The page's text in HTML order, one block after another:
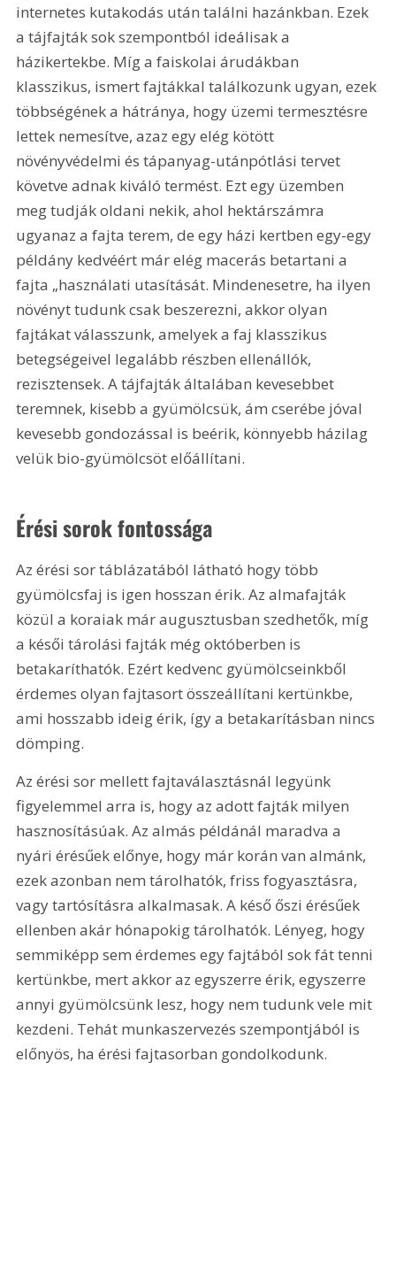
internetes kutakodás után találni hazánkban. Ezek
a tájfajták sok szempontból ideálisak a
házikertekbe. Míg a faiskolai árudákban
klasszikus, ismert fajtákkal találkozunk ugyan, ezek
többségének a hátránya, hogy üzemi termesztésre
lettek nemesítve, azaz egy elég kötött
növényvédelmi és tápanyag-utánpótlási tervet
követve adnak kiváló termést. Ezt egy üzemben
meg tudják oldani nekik, ahol hektárszámra
ugyanaz a fajta terem, de egy házi kertben egy-egy
példány kedvéért már elég macerás betartani a
fajta „használati utasítását. Mindenesetre, ha ilyen
növényt tudunk csak beszerezni, akkor olyan
fajtákat válasszunk, amelyek a faj klasszikus
betegségeivel legalább részben ellenállók,
rezisztensek. A tájfajták általában kevesebbet
teremnek, kisebb a gyümölcsük, ám cserébe jóval
kevesebb gondozással is beérik, könnyebb házilag
velük bio-gyümölcsöt előállítani.
Érési sorok fontossága
Az érési sor táblázatából látható hogy több
gyümölcsfaj is igen hosszan érik. Az almafajták
közül a koraiak már augusztusban szedhetők, míg
a késői tárolási fajták még októberben is
betakaríthatók. Ezért kedvenc gyümölcseinkből
érdemes olyan fajtasort összeállítani kertünkbe,
ami hosszabb ideig érik, így a betakarításban nincs
dömping.
Az érési sor mellett fajtaválasztásnál legyünk
figyelemmel arra is, hogy az adott fajták milyen
hasznosításúak. Az almás példánál maradva a
nyári érésűek előnye, hogy már korán van almánk,
ezek azonban nem tárolhatók, friss fogyasztásra,
vagy tartósításra alkalmasak. A késő őszi érésűek
ellenben akár hónapokig tárolhatók. Lényeg, hogy
semmiképp sem érdemes egy fajtából sok fát tenni
kertünkbe, mert akkor az egyszerre érik, egyszerre
annyi gyümölcsünk lesz, hogy nem tudunk vele mit
kezdeni. Tehát munkaszervezés szempontjából is
előnyös, ha érési fajtasorban gondolkodunk.